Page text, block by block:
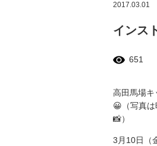
2017.03.01
インス
651
高田馬場キ
😀（写真
📸）
3月10日（